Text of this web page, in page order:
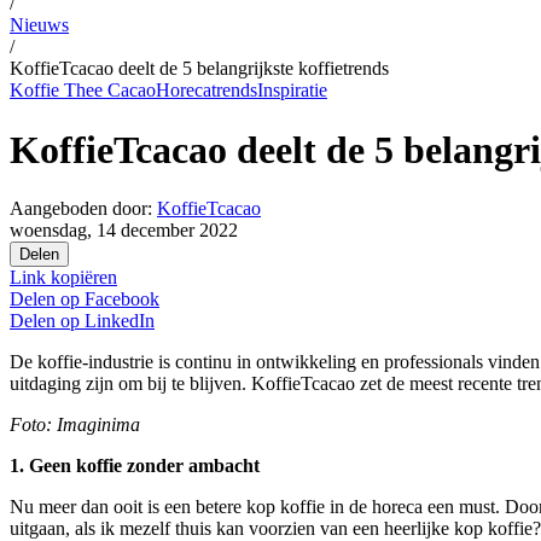
Nieuws
/
KoffieTcacao deelt de 5 belangrijkste koffietrends
Koffie Thee CacaoHorecatrendsInspiratie
KoffieTcacao deelt de 5
Aangeboden door: KoffieTcacao
woensdag, 14 december 2022
Delen
Link kopiëren
Delen op Facebook
Delen op LinkedIn
De koffie-industrie is continu in ontwikkeling en professionals
uitdaging zijn om bij te blijven. KoffieTcacao zet de meest recente
Foto: Imaginima
1. Geen koffie zonder ambacht
Nu meer dan ooit is een betere kop koffie in de horeca een must.
uitgaan, als ik mezelf thuis kan voorzien van een heerlijke kop